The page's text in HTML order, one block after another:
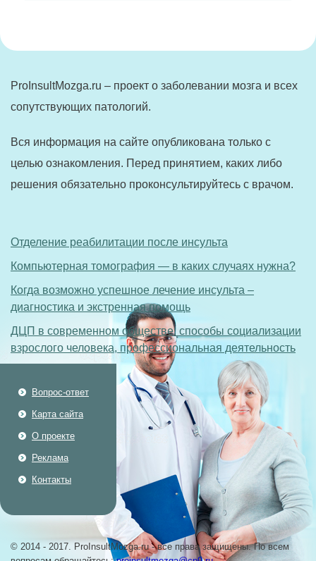
ProInsultMozga.ru – проект о заболевании мозга и всех
сопутствующих патологий.
Вся информация на сайте опубликована только с
целью ознакомления. Перед принятием, каких либо
решения обязательно проконсультируйтесь с врачом.
Отделение реабилитации после инсульта
Компьютерная томография — в каких случаях нужна?
Когда возможно успешное лечение инсульта –
диагностика и экстренная помощь
ДЦП в современном обществе: способы социализации
взрослого человека, профессиональная деятельность
Вопрос-ответ
Карта сайта
О проекте
Реклама
Контакты
© 2014 - 2017. ProInsultMozga.ru - все права защищены. По всем